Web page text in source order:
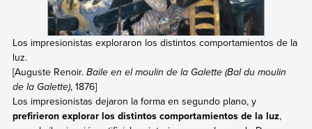
Los impresionistas exploraron los distintos comportamientos de la
luz.
[Auguste Renoir. Baile en el moulin de la Galette (Bal du moulin
de la Galette), 1876]
Los impresionistas dejaron la forma en segundo plano, y
prefirieron explorar los distintos comportamientos de la luz,